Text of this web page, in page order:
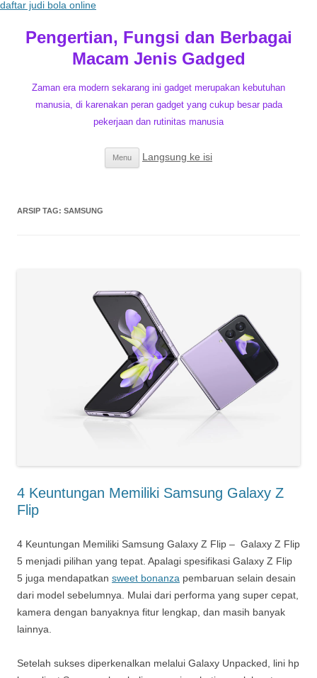
daftar judi bola online
Pengertian, Fungsi dan Berbagai
Macam Jenis Gadged
Zaman era modern sekarang ini gadget merupakan kebutuhan
manusia, di karenakan peran gadget yang cukup besar pada
pekerjaan dan rutinitas manusia
Menu Langsung ke isi
ARSIP TAG: SAMSUNG
4 Keuntungan Memiliki Samsung Galaxy Z
Flip
4 Keuntungan Memiliki Samsung Galaxy Z Flip – Galaxy Z Flip
5 menjadi pilihan yang tepat. Apalagi spesifikasi Galaxy Z Flip
5 juga mendapatkan sweet bonanza pembaruan selain desain
dari model sebelumnya. Mulai dari performa yang super cepat,
kamera dengan banyaknya fitur lengkap, dan masih banyak
lainnya.
Setelah sukses diperkenalkan melalui Galaxy Unpacked, lini hp